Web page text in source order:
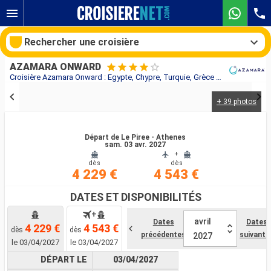
Croisière Azamara Onward : Egypte, Chypre, Turquie, Grèce au départ de Le Piree - Athenes
AZAMARA ONWARD
+ 39 photos
Départ de Le Piree - Athenes
sam. 03 avr. 2027
dès
4 229 €
+
dès
4 543 €
DATES ET DISPONIBILITÉS
dès 4 229 €
le 03/04/2027
+
dès4 543 €
le 03/04/2027
Dates
précédentes
avril
2027
Dates
DÉPART LE
03/04/2027
Rechercher une croisière
Mois de départ
Compagnies
Rechercher